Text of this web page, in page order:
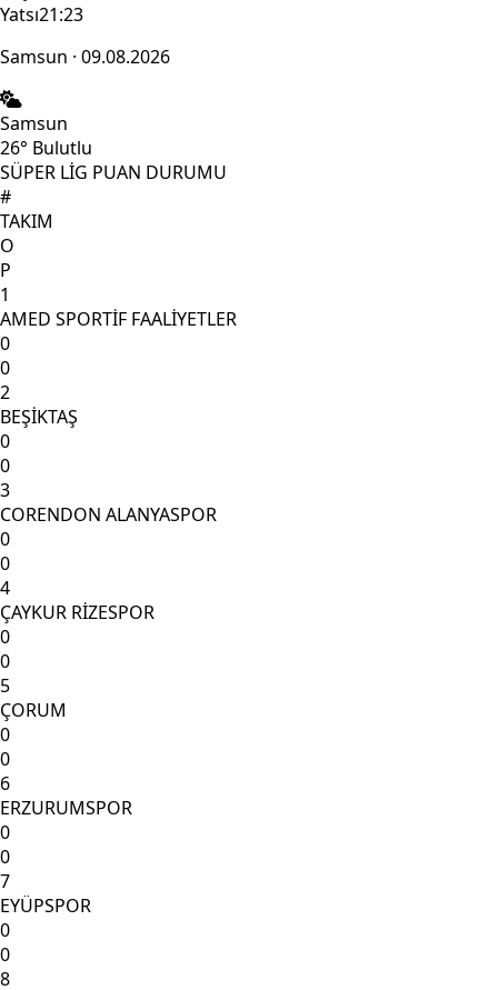
Yatsı21:23
Samsun · 09.08.2026
Samsun
26° Bulutlu
SÜPER LİG PUAN DURUMU
#
TAKIM
O
P
1
AMED SPORTİF FAALİYETLER
0
0
2
BEŞİKTAŞ
0
0
3
CORENDON ALANYASPOR
0
0
4
ÇAYKUR RİZESPOR
0
0
5
ÇORUM
0
0
6
ERZURUMSPOR
0
0
7
EYÜPSPOR
0
0
8